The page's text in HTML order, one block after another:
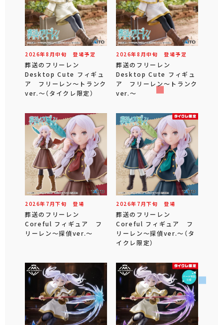
2026年8 月中旬 登場予定
葬送のフリーレン
Desktop Cute フィギュ
ア フリーレン～トランク
ver.～（タイクレ限定）
2026年8 月中旬 登場予定
葬送のフリーレン
Desktop Cute フィギュ
ア フリーレン～トランク
ver.～
2026年 7 月下旬 登場
葬送のフリーレン
Coreful フィギュア フ
リーレン～探偵ver.～
2026年 7 月下旬 登場
葬送のフリーレン
Coreful フィギュア フ
リーレン～探偵ver.～（タ
イクレ限定）